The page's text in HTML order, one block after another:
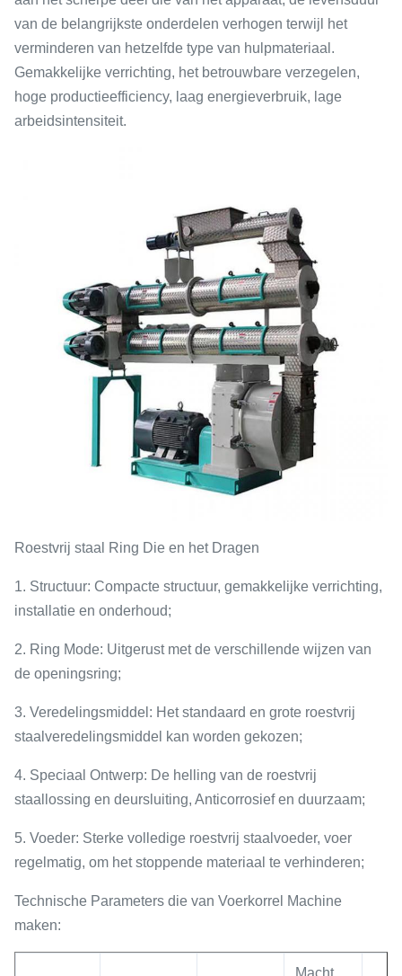
van de belangrijkste onderdelen verhogen terwijl het
verminderen van hetzelfde type van hulpmateriaal.
Gemakkelijke verrichting, het betrouwbare verzegelen,
hoge productieefficiency, laag energieverbruik, lage
arbeidsintensiteit.
Roestvrij staal Ring Die en het Dragen
1. Structuur: Compacte structuur, gemakkelijke verrichting,
installatie en onderhoud;
2. Ring Mode: Uitgerust met de verschillende wijzen van
de openingsring;
3. Veredelingsmiddel: Het standaard en grote roestvrij
staalveredelingsmiddel kan worden gekozen;
4. Speciaal Ontwerp: De helling van de roestvrij
staallossing en deursluiting, Anticorrosief en duurzaam;
5. Voeder: Sterke volledige roestvrij staalvoeder, voer
regelmatig, om het stoppende materiaal te verhinderen;
Technische Parameters die van Voerkorrel Machine
maken:
Macht